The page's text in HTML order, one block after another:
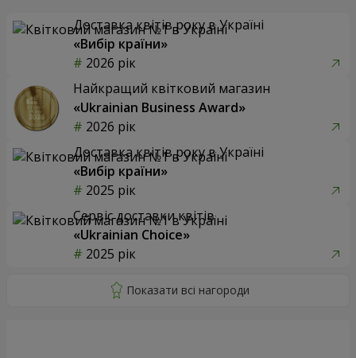
Доставка квітів року в Україні
«Вибір країни»
2026 рік
Найкращий квітковий магазин
«Ukrainian Business Award»
2026 рік
Доставка квітів року в Україні
«Вибір країни»
2025 рік
Сервіс доставки квітів
«Ukrainian Choice»
2025 рік